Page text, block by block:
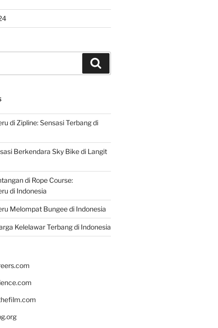
di Zipline: Sensasi Terbang di
Berkendara Sky Bike di Langit
di Rope Course:
di Indonesia
Melompat Bungee di Indonesia
Kelelawar Terbang di Indonesia